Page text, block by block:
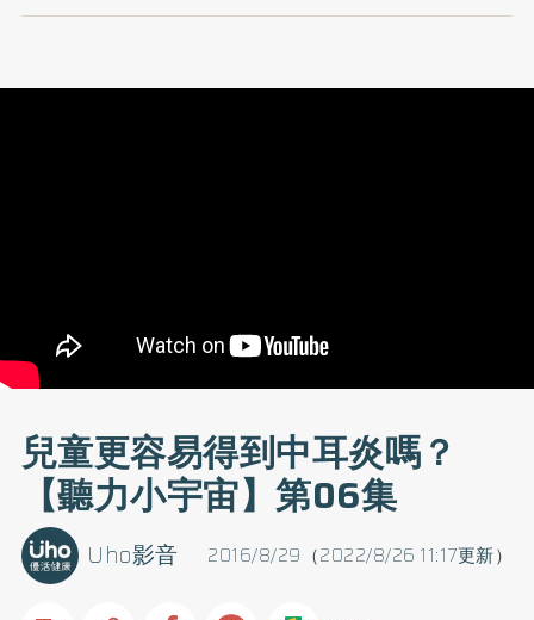
兒童更容易得到中耳炎嗎？
【聽力小宇宙】第06集
2016/8/29（2022/8/26 11:17更新）
Uho影音